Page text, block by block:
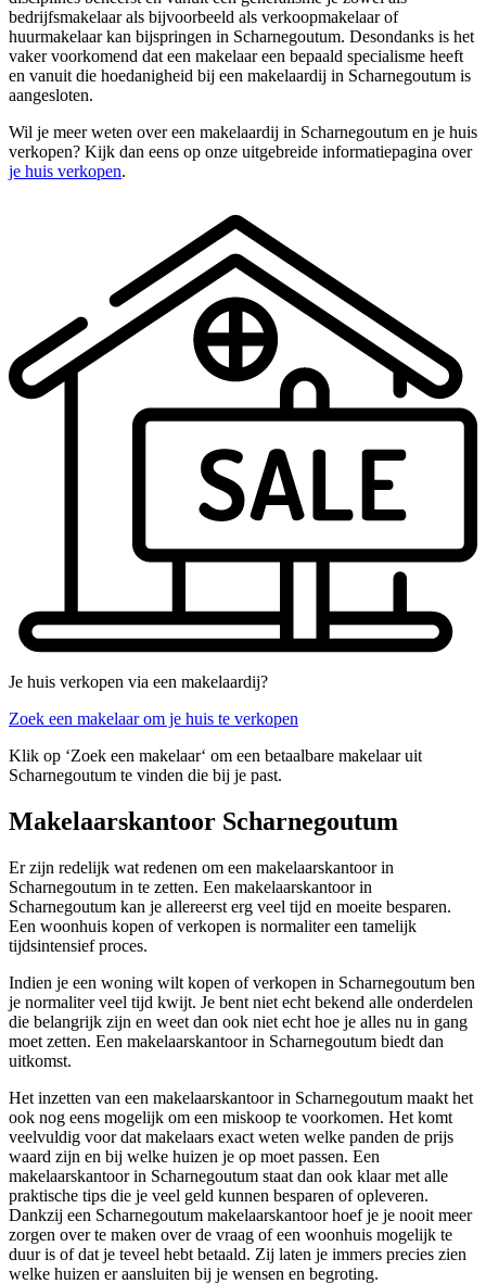
bedrijfsmakelaar als bijvoorbeeld als verkoopmakelaar of
huurmakelaar kan bijspringen in Scharnegoutum. Desondanks is het
vaker voorkomend dat een makelaar een bepaald specialisme heeft
en vanuit die hoedanigheid bij een makelaardij in Scharnegoutum is
aangesloten.
Wil je meer weten over een makelaardij in Scharnegoutum en je huis
verkopen? Kijk dan eens op onze uitgebreide informatiepagina over
je huis verkopen.
Je huis verkopen via een makelaardij?
Zoek een makelaar om je huis te verkopen
Klik op ‘Zoek een makelaar‘ om een betaalbare makelaar uit
Scharnegoutum te vinden die bij je past.
Makelaarskantoor Scharnegoutum
Er zijn redelijk wat redenen om een makelaarskantoor in
Scharnegoutum in te zetten. Een makelaarskantoor in
Scharnegoutum kan je allereerst erg veel tijd en moeite besparen.
Een woonhuis kopen of verkopen is normaliter een tamelijk
tijdsintensief proces.
Indien je een woning wilt kopen of verkopen in Scharnegoutum ben
je normaliter veel tijd kwijt. Je bent niet echt bekend alle onderdelen
die belangrijk zijn en weet dan ook niet echt hoe je alles nu in gang
moet zetten. Een makelaarskantoor in Scharnegoutum biedt dan
uitkomst.
Het inzetten van een makelaarskantoor in Scharnegoutum maakt het
ook nog eens mogelijk om een miskoop te voorkomen. Het komt
veelvuldig voor dat makelaars exact weten welke panden de prijs
waard zijn en bij welke huizen je op moet passen. Een
makelaarskantoor in Scharnegoutum staat dan ook klaar met alle
praktische tips die je veel geld kunnen besparen of opleveren.
Dankzij een Scharnegoutum makelaarskantoor hoef je je nooit meer
zorgen over te maken over de vraag of een woonhuis mogelijk te
duur is of dat je teveel hebt betaald. Zij laten je immers precies zien
welke huizen er aansluiten bij je wensen en begroting.